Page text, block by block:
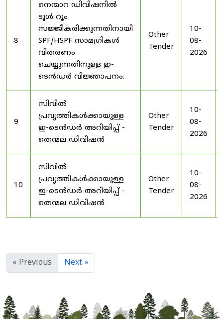
8
നെന്മാറ ഡിവിഷനിൽ
ടൂൾ റൂം
സജ്ജീകരിക്കുന്നതിനായി
SPF/HSPF സാമഗ്രികൾ
വിതരണം
ചെയ്യുന്നതിനുള്ള ഇ-
ടെൻഡർ വിജ്ഞാപനം.
Other
Tender
10-
08-
2026
9
സിവിൽ
പ്രവൃത്തികൾക്കായുള്ള
ഇ-ടെൻഡർ അറിയിപ്പ് -
തെന്മല ഡിവിഷൻ
Other
Tender
10-
08-
2026
10
സിവിൽ
പ്രവൃത്തികൾക്കായുള്ള
ഇ-ടെൻഡർ അറിയിപ്പ് -
തെന്മല ഡിവിഷൻ
Other
Tender
10-
08-
2026
« Previous Next »